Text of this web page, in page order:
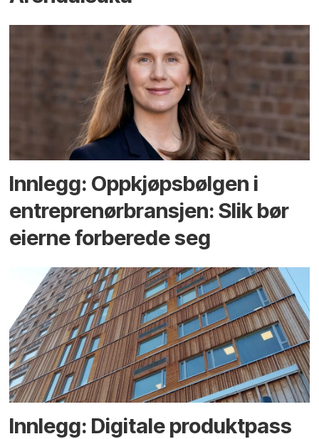
Innlegg: Oppkjøps­bølgen i
entreprenør­bransjen: Slik bør
eierne forberede seg
Innlegg: Digitale produktpass